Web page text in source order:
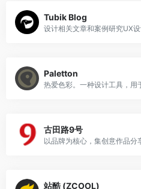
Tubik Blog
Paletton
古田路9号
站酷 (ZCOOL)